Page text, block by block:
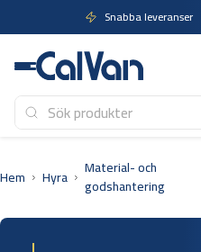
till
innehåll
Snabba leveranser
Hem Hyra
Material- och
godshantering